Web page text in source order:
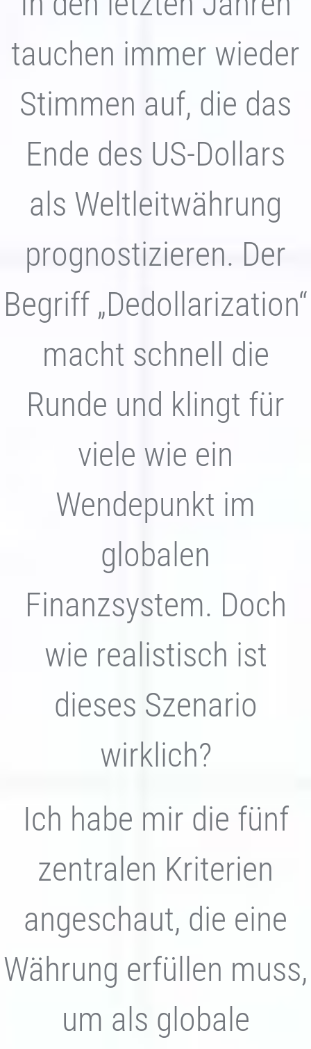
Jetzt Depot eröffnen
tauchen immer wieder
Stimmen auf, die das
Ende des US-Dollars
als Weltleitwährung
prognostizieren. Der
Begriff „Dedollarization“
macht schnell die
Runde und klingt für
viele wie ein
Wendepunkt im
globalen
Finanzsystem. Doch
wie realistisch ist
dieses Szenario
wirklich?
Ich habe mir die fünf
zentralen Kriterien
angeschaut, die eine
Währung erfüllen muss,
um als globale